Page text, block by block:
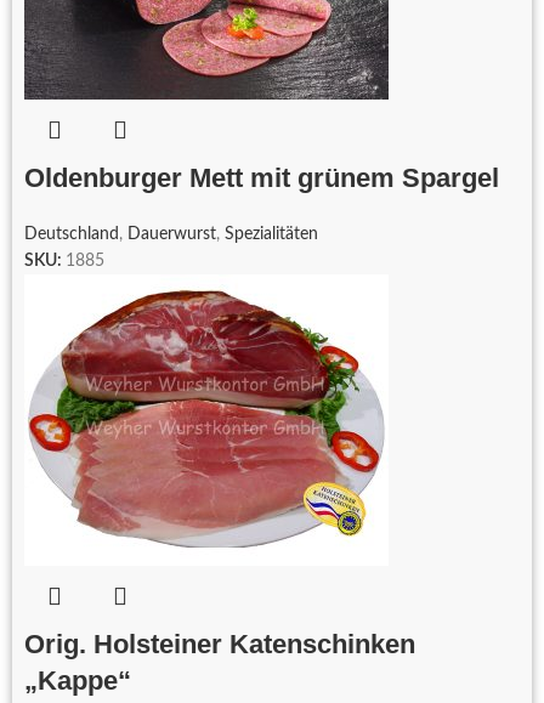
Oldenburger Mett mit grünem Spargel
Deutschland , Dauerwurst, Spezialitäten
SKU: 1885
Orig. Holsteiner Katenschinken
„Kappe“